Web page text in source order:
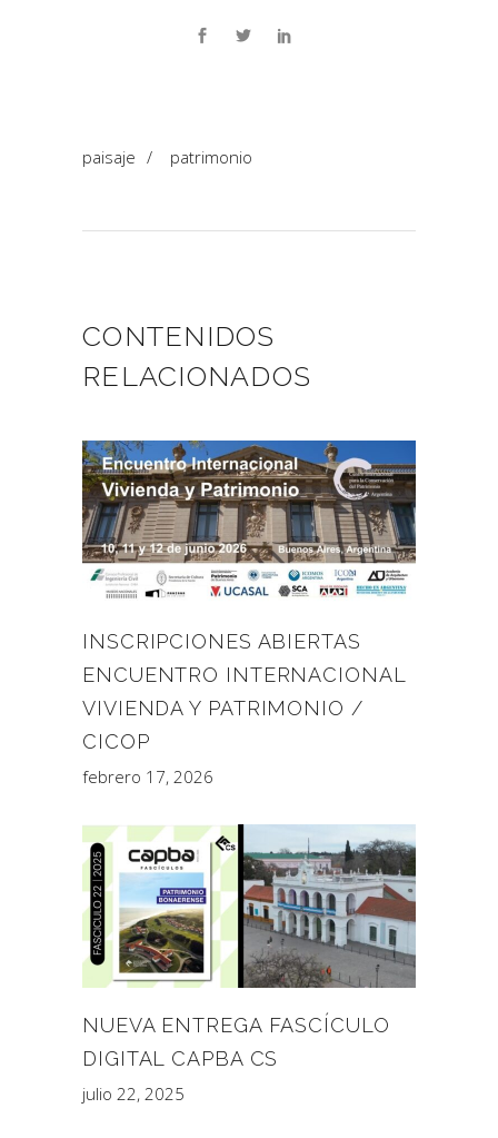
paisaje / patrimonio
CONTENIDOS
RELACIONADOS
INSCRIPCIONES ABIERTAS
ENCUENTRO INTERNACIONAL
VIVIENDA Y PATRIMONIO /
CICOP
febrero 17, 2026
NUEVA ENTREGA FASCÍCULO
DIGITAL CAPBA CS
julio 22, 2025